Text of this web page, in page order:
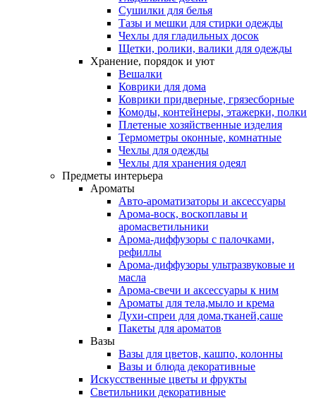
Сушилки для белья
Тазы и мешки для стирки одежды
Чехлы для гладильных досок
Щетки, ролики, валики для одежды
Хранение, порядок и уют
Вешалки
Коврики для дома
Коврики придверные, грязесборные
Комоды, контейнеры, этажерки, полки
Плетеные хозяйственные изделия
Термометры оконные, комнатные
Чехлы для одежды
Чехлы для хранения одеял
Предметы интерьера
Ароматы
Авто-ароматизаторы и аксессуары
Арома-воск, воскоплавы и
аромасветильники
Арома-диффузоры с палочками,
рефиллы
Арома-диффузоры ультразвуковые и
масла
Арома-свечи и аксессуары к ним
Ароматы для тела,мыло и крема
Духи-спреи для дома,тканей,саше
Пакеты для ароматов
Вазы
Вазы для цветов, кашпо, колонны
Вазы и блюда декоративные
Искусственные цветы и фрукты
Светильники декоративные